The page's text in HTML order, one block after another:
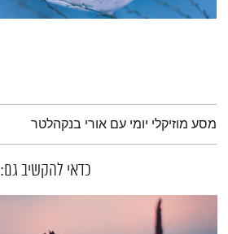
תמצית הפודקאסט
מסע מוזיקלי יומי עם אורי בנקהלטר
כדאי להקשיב גם: